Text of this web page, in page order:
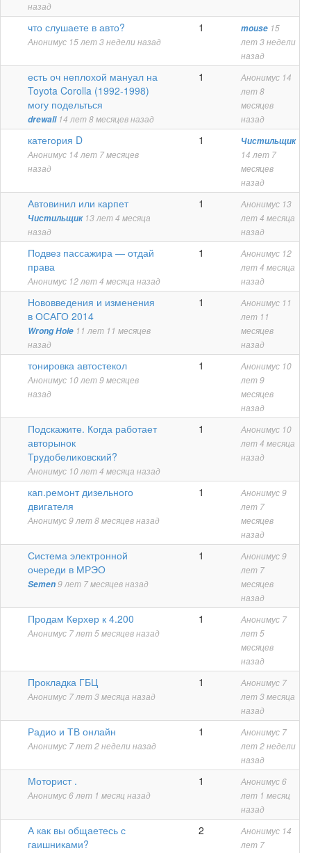
назад
Обычнаячто слушаете в авто?
Анонимус 15 лет 3 недели назад
1 mouse 15
лет 3 недели
назад
Обычнаяесть оч неплохой мануал на
Toyota Corolla (1992-1998)
могу подельться
drewall14 лет 8 месяцев назад
1 Анонимус 14
лет 8
месяцев
назад
Обычнаякатегория D
Анонимус 14 лет 7 месяцев
назад
1 Чистильщик
14 лет 7
месяцев
назад
ОбычнаяАвтовинил или карпет
Чистильщик13 лет 4 месяца
назад
1 Анонимус 13
лет 4 месяца
назад
ОбычнаяПодвез пассажира — отдай
права
Анонимус 12 лет 4 месяца назад
1 Анонимус 12
лет 4 месяца
назад
ОбычнаяНововведения и изменения
в ОСАГО 2014
Wrong Hole 11 лет 11 месяцев
назад
1 Анонимус 11
лет 11
месяцев
назад
Обычнаятонировка автостекол
Анонимус 10 лет 9 месяцев
назад
1 Анонимус 10
лет 9
месяцев
назад
ОбычнаяПодскажите. Когда работает
авторынок
Трудобеликовский?
Анонимус 10 лет 4 месяца назад
1 Анонимус 10
лет 4 месяца
назад
Обычнаякап.ремонт дизельного
двигателя
Анонимус9 лет 8 месяцев назад
1 Анонимус9
лет 7
месяцев
назад
ОбычнаяСистема электронной
очереди в МРЭО
Semen9 лет 7 месяцев назад
1 Анонимус9
лет 7
месяцев
назад
ОбычнаяПродам Керхер к 4.200
Анонимус 7 лет 5 месяцев назад
1 Анонимус 7
лет 5
месяцев
назад
ОбычнаяПрокладка ГБЦ
Анонимус 7 лет 3 месяца назад
1 Анонимус 7
лет 3 месяца
назад
ОбычнаяРадио и ТВ онлайн
Анонимус 7 лет 2 недели назад
1 Анонимус 7
лет 2 недели
назад
ОбычнаяМоторист .
Анонимус6 лет 1 месяц назад
1 Анонимус6
лет 1 месяц
назад
ОбычнаяА как вы общаетесь с
гаишниками?
2 Анонимус 14
лет 7